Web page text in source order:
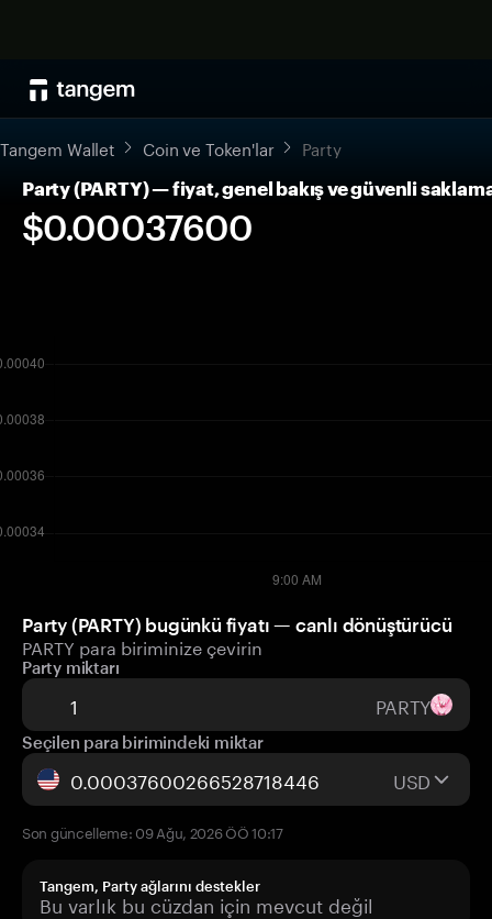
Tangem Wallet Coin ve Token'lar Party
Party (PARTY) — fiyat, genel bakış ve güvenli
$0.00037600
Party (PARTY) bugünkü fiyatı — canlı dönüştürücü
PARTY para biriminize çevirin
Party miktarı
PARTY
Seçilen para birimindeki miktar
USD
Son güncelleme: 09 Ağu, 2026 ÖÖ 10:17
Tangem, Party ağlarını destekler
Bu varlık bu cüzdan için mevcut değil